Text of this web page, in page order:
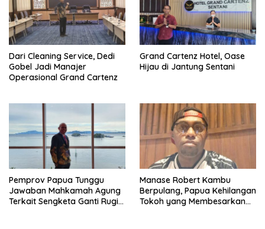
Dari Cleaning Service, Dedi
Gobel Jadi Manajer
Operasional Grand Cartenz
Grand Cartenz Hotel, Oase
Hijau di Jantung Sentani
Pemprov Papua Tunggu
Jawaban Mahkamah Agung
Terkait Sengketa Ganti Rugi
Manase Robert Kambu
Berpulang, Papua Kehilangan
Tokoh yang Membesarkan